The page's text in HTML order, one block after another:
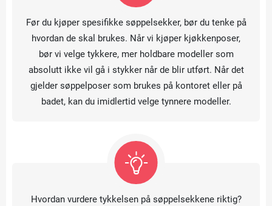
Før du kjøper spesifikke søppelsekker, bør du tenke på
hvordan de skal brukes. Når vi kjøper kjøkkenposer,
bør vi velge tykkere, mer holdbare modeller som
absolutt ikke vil gå i stykker når de blir utført. Når det
gjelder søppelposer som brukes på kontoret eller på
badet, kan du imidlertid velge tynnere modeller.
Hvordan vurdere tykkelsen på søppelsekkene riktig?